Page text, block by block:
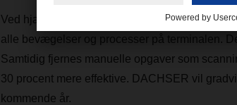
Ved hjælp af optiske scannere i loftet og
alle bevægelser og processer på terminalen.
Samtidig fjernes manuelle opgaver som
30 procent mere effektive. DACHSER vil
kommende år.